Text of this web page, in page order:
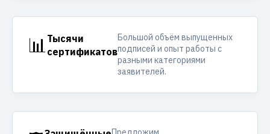
📊 Тысячи
сертификатов
Большой объём выпущенных
подписей и опыт работы с
разными категориями
заявителей.